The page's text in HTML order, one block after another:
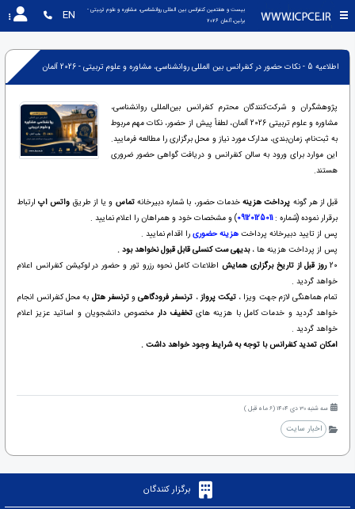
برلین،آلمان 2026
EN
اطلاعیه 5 - نکات حضور در کنفرانس بین المللی روانشناسی، مشاوره و علوم تربیتی - 2026 آلمان
پژوهشگران و شرکت‌کنندگان محترم کنفرانس بین‌المللی روانشناسی،
مشاوره و علوم تربیتی 2026 آلمان، لطفاً پیش از حضور، نکات مهم مربوط
به ثبت‌نام، زمان‌بندی، مدارک مورد نیاز و محل برگزاری را مطالعه فرمایید.
این موارد برای ورود به سالن کنفرانس و دریافت گواهی حضور ضروری
هستند.
قبل از هر گونه پرداخت هزینه خدمات حضور، با شماره دبیرخانهتماس و یا از طریق واتس اپ ارتباط
برقرار نموده (شماره :09120125011) و مشخصات خود و همراهان را اعلام نمایید .
پس از تایید دبیرخانه پرداخت هزینه حضوریرا اقدام نمایید .
پس از پرداخت هزینه ها ،بدیهی ست کنسلی قابل قبول نخواهد بود .
20روز قبل از تاریخ برگزاری همایش اطلاعات کامل نحوه رزرو تور و حضور در لوکیشن کنفرانس اعلام
خواهد گردید .
تمام هماهنگی لازم جهت ویزا ، تیکت پرواز ، ترنسفر فرودگاهیوترنسفر هتل به محل کنفرانس انجام
خواهد گردید و خدمات کامل با هزینه هایتخفیف دار مخصوص دانشجویان و اساتید عزیز اعلام
خواهد گردید .
امکان تمدید کنفرانس با توجه به شرایط وجود خواهد داشت .
سه شنبه 30 دی 1404 (6 ماه قبل )
اخبار سایت
برگزار کنندگان